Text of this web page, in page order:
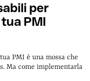
per
tua PMI
PMI è una mossa che
Ma come implementarla